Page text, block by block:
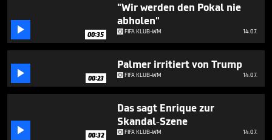
 00:35
"Wir werden den Pokal nie
abholen"
FIFA KLUB-WM 14.07.
 00:23
Palmer irritiert von Trump
FIFA KLUB-WM 14.07.
 00:32
Das sagt Enrique zur
Skandal-Szene
FIFA KLUB-WM 14.07.